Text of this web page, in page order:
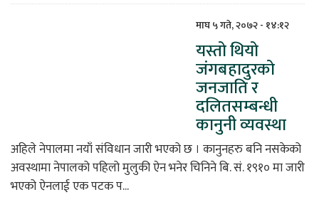
माघ ५ गते, २०७२ - १४:१२
यस्तो थियो
जंगबहादुरको
जनजाति र
दलितसम्बन्धी
कानुनी व्यवस्था
अहिले नेपालमा नयाँ संविधान जारी भएको छ । कानुनहरु बनि नसकेको
अवस्थामा नेपालको पहिलो मुलुकी ऐन भनेर चिनिने बि. सं. १९१० मा जारी
भएको ऐनलाई एक पटक प...